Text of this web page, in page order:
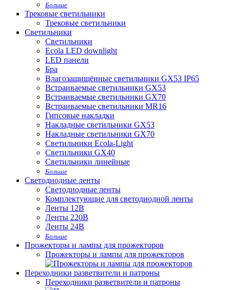
Больше
Трековые светильники
Трековые светильники
Светильники
Светильники
Ecola LED downlight
LED панели
Бра
Влагозащищённые светильники GX53 IP65
Встраиваемые светильники GX53
Встраиваемые светильники GX70
Встраиваемые светильники MR16
Гипсовые накладки
Накладные светильники GX53
Накладные светильники GX70
Светильники Ecola-Light
Светильники GX40
Светильники линейные
Больше
Светодиодные ленты
Светодиодные ленты
Комплектующие для светодиодной ленты
Ленты 12В
Ленты 220В
Ленты 24В
Больше
Прожекторы и лампы для прожекторов
Прожекторы и лампы для прожекторов
Переходники разветвители и патроны
Переходники разветвители и патроны